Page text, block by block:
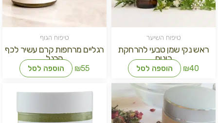
טיפוח השיער
ראש נקי שמן טבעי להרחקת
כינים
₪40 הוספה לסל
טיפוח הגוף
רגליים מרחפות קרם עשיר לכף
הרגל
₪55 הוספה לסל